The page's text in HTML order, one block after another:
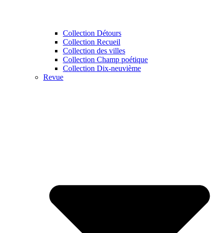
Collection Détours
Collection Recueil
Collection des villes
Collection Champ poétique
Collection Dix-neuvième
Revue